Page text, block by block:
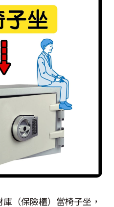
（保險櫃）當椅子坐，